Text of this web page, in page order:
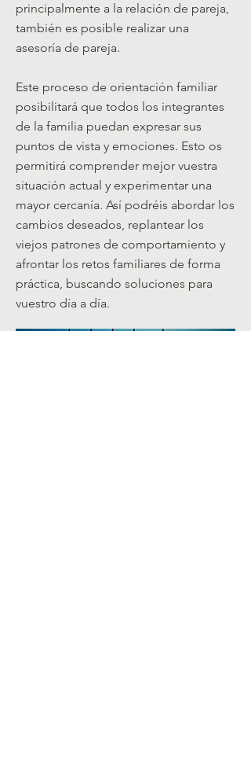
principalmente a la relación de pareja,
también es posible realizar una
asesoría de pareja.
Este proceso de orientación familiar
posibilitará que todos los integrantes
de la familia puedan expresar sus
puntos de vista y emociones. Esto os
permitirá comprender mejor vuestra
situación actual y experimentar una
mayor cercanía. Así podréis abordar los
cambios deseados, replantear los
viejos patrones de comportamiento y
afrontar los retos familiares de forma
práctica, buscando soluciones para
vuestro día a día.